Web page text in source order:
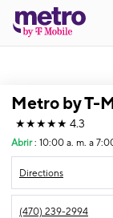
Metro by T-
★★★★★ 4.3
Abrir : 10:00 a. m. a
Directions
(470) 239-2994